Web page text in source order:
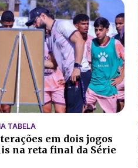
TABELA
em dois jogos
na reta final da Série